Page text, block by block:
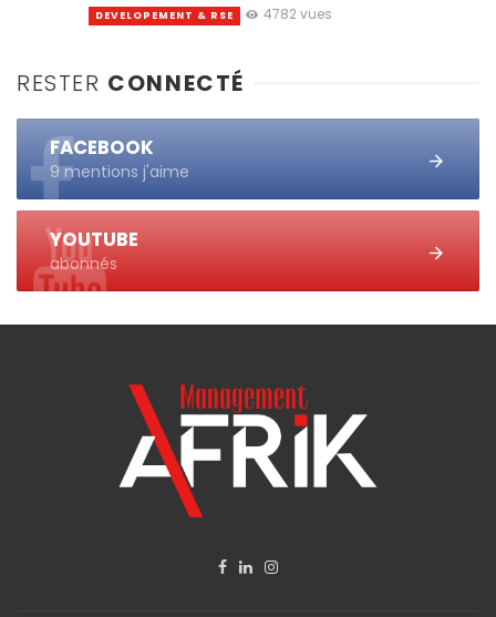
DEVELOPEMENT & RSE 4782 vues
RESTER CONNECTÉ
FACEBOOK
9 mentions j'aime
YOUTUBE
abonnés